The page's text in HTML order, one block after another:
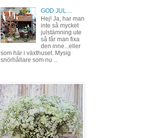
GOD JUL....
Hej! Ja, har man
inte så mycket
julstämning ute
så får man fixa
den inne...eller
som här i växthuset. Mysig
snörhållare som nu ...